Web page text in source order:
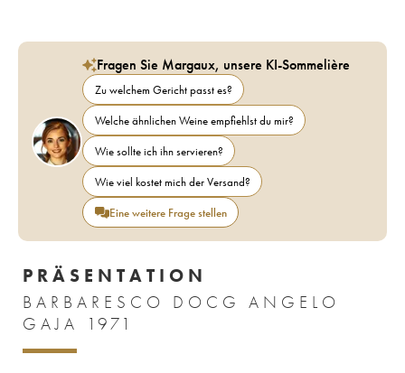
Fragen Sie Margaux, unsere KI-Sommelière
Zu welchem Gericht passt es?
Welche ähnlichen Weine empfiehlst du mir?
Wie sollte ich ihn servieren?
Wie viel kostet mich der Versand?
Eine weitere Frage stellen
PRÄSENTATION
BARBARESCO DOCG ANGELO
GAJA 1971